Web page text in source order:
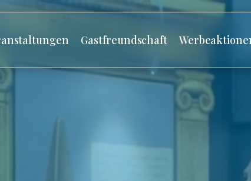
Gastfreundschaft